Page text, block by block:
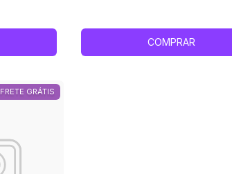
COMPRAR
FRETE GRÁTIS